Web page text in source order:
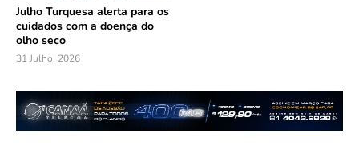
Julho Turquesa alerta para os
cuidados com a doença do
olho seco
31 Julho, 2026